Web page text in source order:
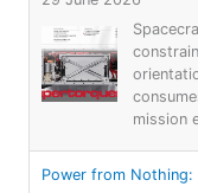
mission
Power from Nothing: